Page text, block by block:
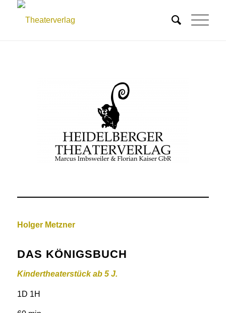
Holger Metzner
DAS KÖNIGSBUCH
Kindertheaterstück ab 5 J.
1D 1H